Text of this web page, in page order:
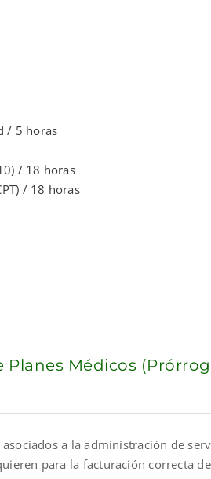
/ 5 horas
/ 18 horas
/ 18 horas
Médicos
a la administración de
para la facturación correcta